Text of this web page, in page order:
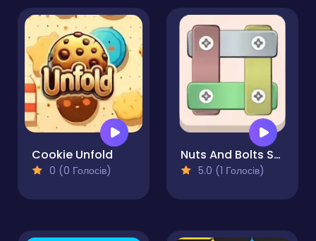
Cookie Unfold
0 (0 Голосів)
Nuts And Bolts Screw Puzzle
5.0 (1 Голосів)